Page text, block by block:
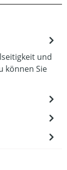
und
können Sie